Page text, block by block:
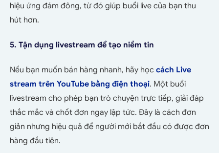
hiệu ứng đám đông, từ đó giúp buổi live của bạn thu
hút hơn.
5. Tận dụng livestream để tạo niềm tin
Nếu bạn muốn bán hàng nhanh, hãy học cách Live
stream trên YouTube bằng điện thoại. Một buổi
livestream cho phép bạn trò chuyện trực tiếp, giải đáp
thắc mắc và chốt đơn ngay lập tức. Đây là cách đơn
giản nhưng hiệu quả để người mới bắt đầu có được đơn
hàng đầu tiên.